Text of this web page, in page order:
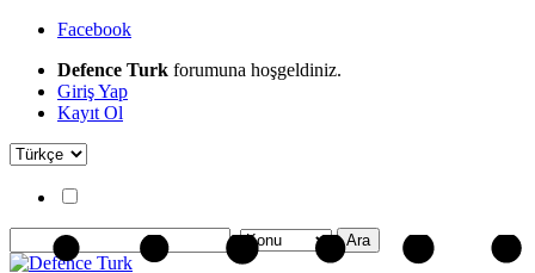
Facebook
Defence Turk forumuna hoşgeldiniz.
Giriş Yap
Kayıt Ol